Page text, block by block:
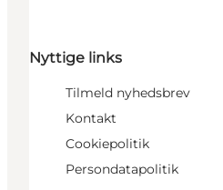
Nyttige links
Tilmeld nyhedsbrev
Kontakt
Cookiepolitik
Persondatapolitik